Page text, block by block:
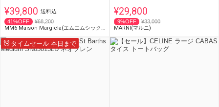
¥39,800 送料込
41%OFF
¥68,200
MM6 Maison Margiela(エムエムシックス)
¥29,800
9%OFF ¥33,000
MARNI(マルニ)
タイムセール 本日まで